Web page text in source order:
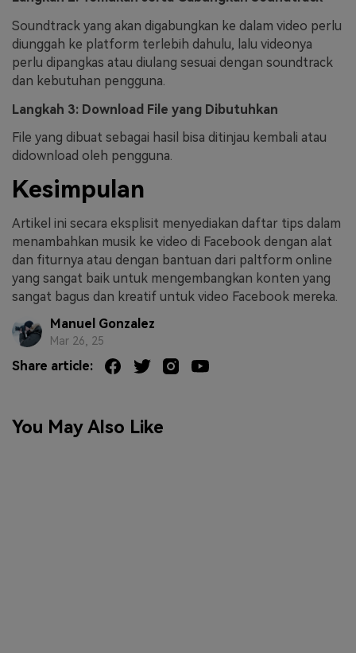
Soundtrack yang akan digabungkan ke dalam video perlu
diunggah ke platform terlebih dahulu, lalu videonya
perlu dipangkas atau diulang sesuai dengan soundtrack
dan kebutuhan pengguna.
Langkah 3: Download File yang Dibutuhkan
File yang dibuat sebagai hasil bisa ditinjau kembali atau
didownload oleh pengguna.
Kesimpulan
Artikel ini secara eksplisit menyediakan daftar tips dalam
menambahkan musik ke video di Facebook dengan alat
dan fiturnya atau dengan bantuan dari paltform online
yang sangat baik untuk mengembangkan konten yang
sangat bagus dan kreatif untuk video Facebook mereka.
Manuel Gonzalez
Mar 26, 25
Share article:
You May Also Like